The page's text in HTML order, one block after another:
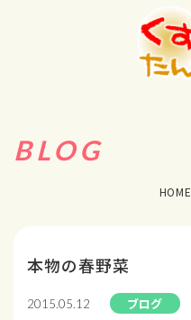
BLOG
HOME
本物の春野菜
2015.05.12 ブログ